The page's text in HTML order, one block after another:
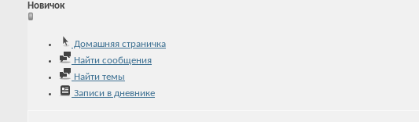
Новичок
Домашняя страничка
Найти сообщения
Найти темы
Записи в дневнике